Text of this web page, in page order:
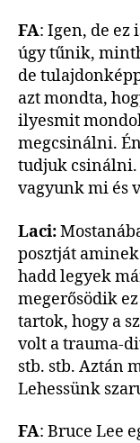
FA: Igen, de ez
úgy tűnik,
de
azt mondta,
ilyesmit
megcsinálni.
tudjuk csinálni.
vagyunk mi és
Laci:
posztját
hadd legyek
megerősödik
tartok, hogy a
volt a trauma-
stb. stb. Aztán
Lehessünk
FA: Bruce Lee